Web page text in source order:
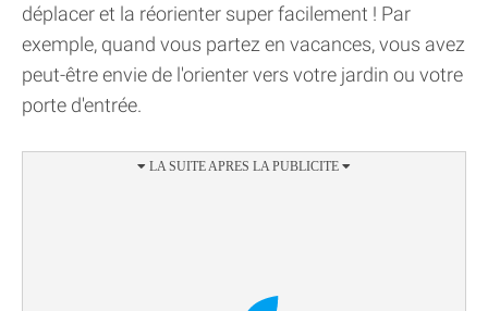
déplacer et la réorienter super facilement ! Par
exemple, quand vous partez en vacances, vous avez
peut-être envie de l'orienter vers votre jardin ou votre
porte d'entrée.